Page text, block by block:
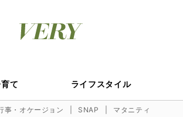
て ライフスタイル
事・オケージョン SNAP マタニティ